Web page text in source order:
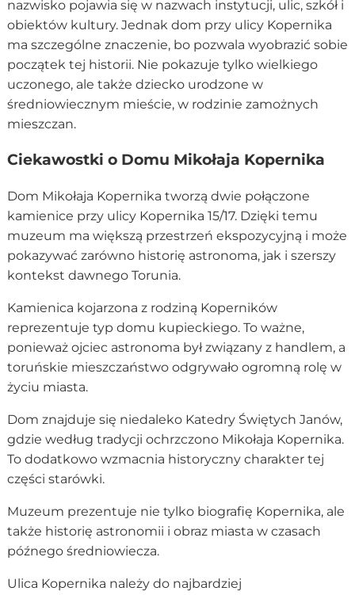
nazwisko pojawia się w nazwach instytucji, ulic, szkół i
obiektów kultury. Jednak dom przy ulicy Kopernika
ma szczególne znaczenie, bo pozwala wyobrazić sobie
początek tej historii. Nie pokazuje tylko wielkiego
uczonego, ale także dziecko urodzone w
średniowiecznym mieście, w rodzinie zamożnych
mieszczan.
Ciekawostki o Domu Mikołaja Kopernika
Dom Mikołaja Kopernika tworzą dwie połączone
kamienice przy ulicy Kopernika 15/17. Dzięki temu
muzeum ma większą przestrzeń ekspozycyjną i może
pokazywać zarówno historię astronoma, jak i szerszy
kontekst dawnego Torunia.
Kamienica kojarzona z rodziną Koperników
reprezentuje typ domu kupieckiego. To ważne,
ponieważ ojciec astronoma był związany z handlem, a
toruńskie mieszczaństwo odgrywało ogromną rolę w
życiu miasta.
Dom znajduje się niedaleko Katedry Świętych Janów,
gdzie według tradycji ochrzczono Mikołaja Kopernika.
To dodatkowo wzmacnia historyczny charakter tej
części starówki.
Muzeum prezentuje nie tylko biografię Kopernika, ale
także historię astronomii i obraz miasta w czasach
późnego średniowiecza.
Ulica Kopernika należy do najbardziej